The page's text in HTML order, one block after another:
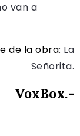
van a
de la obra: La
Señorita.
VoxBox.-